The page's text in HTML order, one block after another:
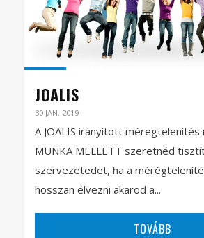
JOALIS
30 JAN. 2019
A JOALIS irányított méregtelenítés
MUNKA MELLETT szeretnéd
szervezetedet, ha a
hosszan élvezni akarod a...
TOVÁBB